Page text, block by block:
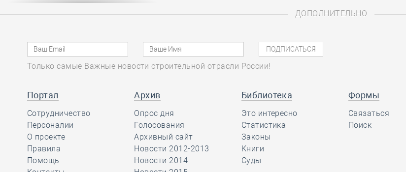
расходов на охрану труда
отметил, что объём
работ в
строительстве вырос более, чем на
32 процента с 2019 года
ДОПОЛНИТЕЛЬНО
Только самые Важные новости строительной отрасли России!
Портал
Сотрудничество
Персоналии
О проекте
Правила
Помощь
Архив
Опрос дня
Голосования
Архивный сайт
Новости 2012-2013
Новости 2014
Библиотека
Это интересно
Статистика
Законы
Книги
Суды
Формы
Связаться
Поиск